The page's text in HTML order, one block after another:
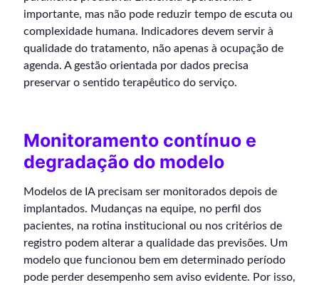
importante, mas não pode reduzir tempo de escuta ou
complexidade humana. Indicadores devem servir à
qualidade do tratamento, não apenas à ocupação de
agenda. A gestão orientada por dados precisa
preservar o sentido terapêutico do serviço.
Monitoramento contínuo e
degradação do modelo
Modelos de IA precisam ser monitorados depois de
implantados. Mudanças na equipe, no perfil dos
pacientes, na rotina institucional ou nos critérios de
registro podem alterar a qualidade das previsões. Um
modelo que funcionou bem em determinado período
pode perder desempenho sem aviso evidente. Por isso,